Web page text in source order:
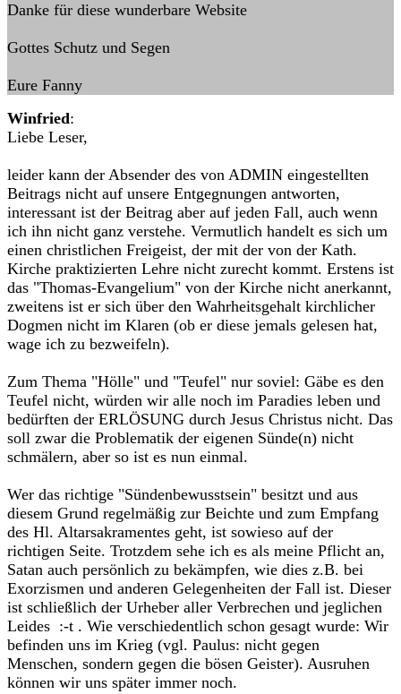
Danke für diese wunderbare Website
Gottes Schutz und Segen
Eure Fanny
Winfried:
Liebe Leser,
leider kann der Absender des von ADMIN eingestellten
Beitrags nicht auf unsere Entgegnungen antworten,
interessant ist der Beitrag aber auf jeden Fall, auch wenn
ich ihn nicht ganz verstehe. Vermutlich handelt es sich um
einen christlichen Freigeist, der mit der von der Kath.
Kirche praktizierten Lehre nicht zurecht kommt. Erstens ist
das "Thomas-Evangelium" von der Kirche nicht anerkannt,
zweitens ist er sich über den Wahrheitsgehalt kirchlicher
Dogmen nicht im Klaren (ob er diese jemals gelesen hat,
wage ich zu bezweifeln).
Zum Thema "Hölle" und "Teufel" nur soviel: Gäbe es den
Teufel nicht, würden wir alle noch im Paradies leben und
bedürften der ERLÖSUNG durch Jesus Christus nicht. Das
soll zwar die Problematik der eigenen Sünde(n) nicht
schmälern, aber so ist es nun einmal.
Wer das richtige "Sündenbewusstsein" besitzt und aus
diesem Grund regelmäßig zur Beichte und zum Empfang
des Hl. Altarsakramentes geht, ist sowieso auf der
richtigen Seite. Trotzdem sehe ich es als meine Pflicht an,
Satan auch persönlich zu bekämpfen, wie dies z.B. bei
Exorzismen und anderen Gelegenheiten der Fall ist. Dieser
ist schließlich der Urheber aller Verbrechen und jeglichen
Leides :-t . Wie verschiedentlich schon gesagt wurde: Wir
befinden uns im Krieg (vgl. Paulus: nicht gegen
Menschen, sondern gegen die bösen Geister). Ausruhen
können wir uns später immer noch.